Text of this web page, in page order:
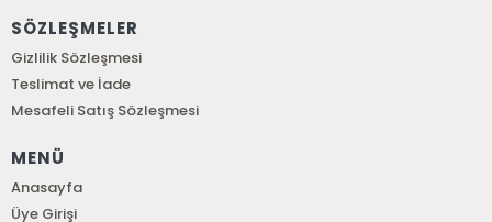
SÖZLEŞMELER
Gizlilik Sözleşmesi
Teslimat ve İade
Mesafeli Satış Sözleşmesi
MENÜ
Anasayfa
Üye Girişi